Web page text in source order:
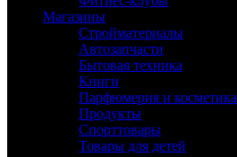
Магазины
Стройматериалы
Автозапчасти
Бытовая техника
Книги
Парфюмерия и косметика
Продукты
Спорттовары
Товары для детей